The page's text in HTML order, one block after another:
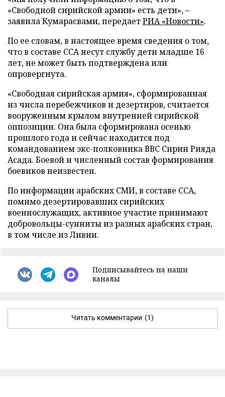
«Свободной сирийской армии» есть дети», –
заявила Кумарасвами, передаетРИА «Новости».
По ее словам, в настоящее время сведения о том,
что в составе ССА несут службу дети младше 16
лет, не может быть подтверждена или
опровергнута.
«Свободная сирийская армия», сформированная
из числа перебежчиков и дезертиров, считается
вооруженным крылом внутренней сирийской
оппозиции. Она была сформирована осенью
прошлого года и сейчас находится под
командованием экс-полковника ВВС Сирии Рияда
Асада. Боевой и численный состав формирования
боевиков неизвестен.
По информации арабских СМИ, в составе ССА,
помимо дезертировавших сирийских
военнослужащих, активное участие принимают
добровольцы-сунниты из разных арабских стран,
в том числе из Ливии.
Подписывайтесь на наши
каналы
Читать комментарии (1)